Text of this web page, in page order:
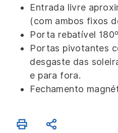
Entrada livre
(com ambos fixos
Porta rebatível
Portas pivotantes
desgaste das
e para fora.
Fechamento